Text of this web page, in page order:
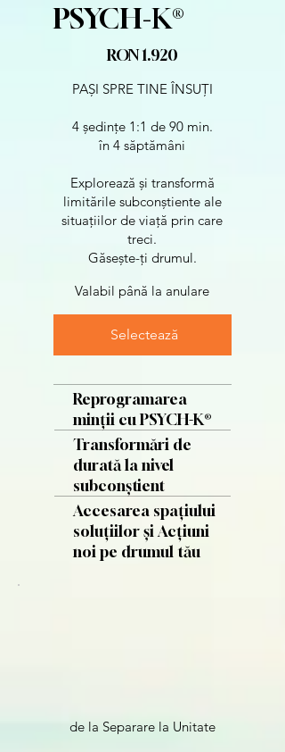
PSYCH-K®️
RON1.920
PAȘI SPRE TINE ÎNSUȚI
4 ședințe 1:1 de 90 min.
în 4 săptămâni
Explorează și transformă
limitările subconștiente ale
situațiilor de viață prin care
treci.
Găsește-ți drumul.
Valabil până la anulare
Selectează
Reprogramarea
minții cu PSYCH-K®
Transformări de
durată la nivel
subconștient
Accesarea spațiului
soluțiilor și Acțiuni
noi pe drumul tău
de la Separare la Unitate